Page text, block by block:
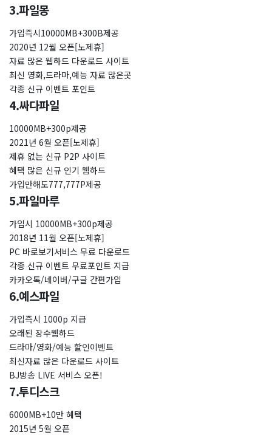
3.파일몽
가입즉시10000MB+300B제공
2020년 12월 오픈[노제휴]
자료 많은 웹하드 다운로드 사이트
최신 영화,드라마,예능 자료 많은곳
각종 신규 이벤트 포인트
4.싸다파일
10000MB+300p제공
2021년 6월 오픈[노제휴]
제휴 없는 신규 P2P 사이트
혜택 많은 신규 인기 웹하드
가입만해도777,777P제공
5.파일마루
가입시 10000MB+300p제공
2018년 11월 오픈[노제휴]
PC 바로보기서비스 무료 다운로드
각종 신규 이벤트 무료포인트 지급
카카오톡/네이버/구글 간편가입
6.예스파일
가입즉시 1000p 지급
오래된 장수웹하드
드라마/영화/예능 할인이벤트
최신자료 많은 다운로드 사이트
BJ방송 LIVE 서비스 오픈!
7.투디스크
6000MB+10만 혜택
2015년 5월 오픈